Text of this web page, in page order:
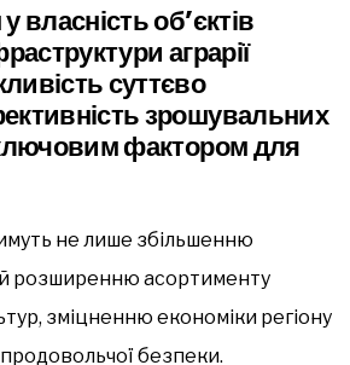
власність об’єктів
аграрії
суттєво
зрошувальних
фактором для
не лише збільшенню
розширенню асортименту
зміцненню економіки регіону
безпеки.